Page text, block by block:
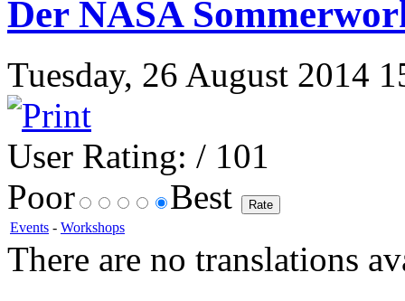
Der NASA
Tuesday, 26 August 2014
User Rating: / 101
Poor
Best
Events - Workshops
There are no translations